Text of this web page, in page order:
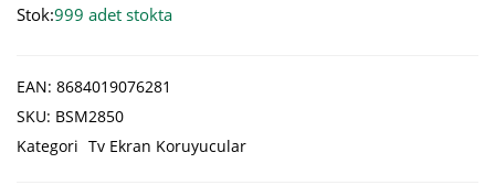
Stok:999 adet stokta
EAN: 8684019076281
SKU: BSM2850
Kategori Tv Ekran Koruyucular